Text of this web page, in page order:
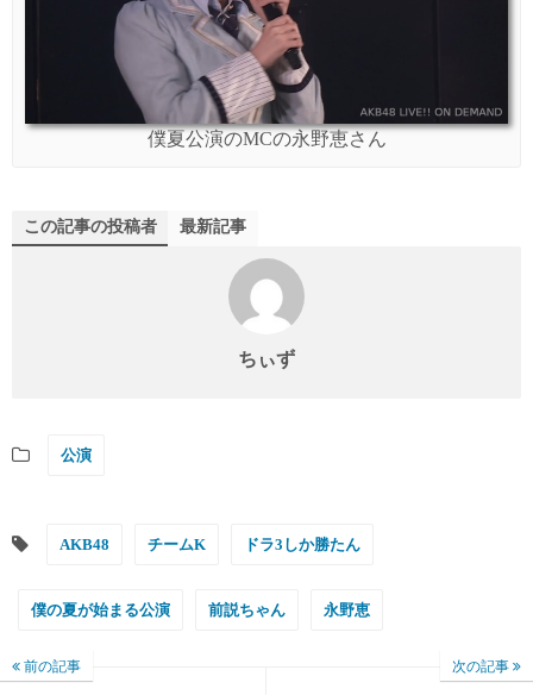
僕夏公演のMCの永野恵さん
この記事の投稿者 最新記事
ちぃず
公演
AKB48 チームK ドラ3しか勝たん
僕の夏が始まる公演 前説ちゃん 永野恵
前の記事 次の記事